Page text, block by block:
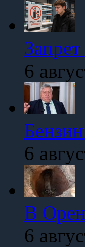
6
6
В
6